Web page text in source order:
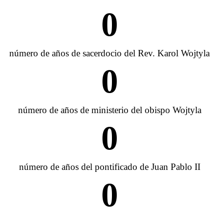
número de años de sacerdocio del Rev. Karol Wojtyla
0
número de años de ministerio del obispo Wojtyla
0
número de años del pontificado de Juan Pablo II
0
0